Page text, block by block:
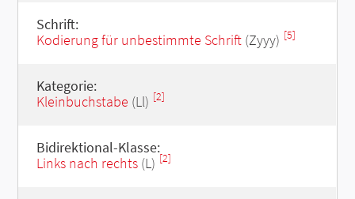
Schrift:
Kodierung für unbestimmte Schrift(Zyyy) [5]
Kategorie:
Kleinbuchstabe (Ll) [2]
Bidirektional-Klasse:
Links nach rechts(L) [2]